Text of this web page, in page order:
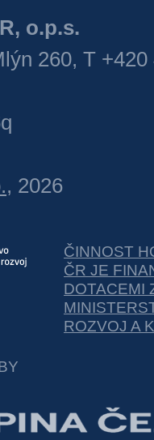
o.p.s.
260, T +420
, 2026
ČINNOST
ČR JE
DOTACEMI
ROZVOJ A